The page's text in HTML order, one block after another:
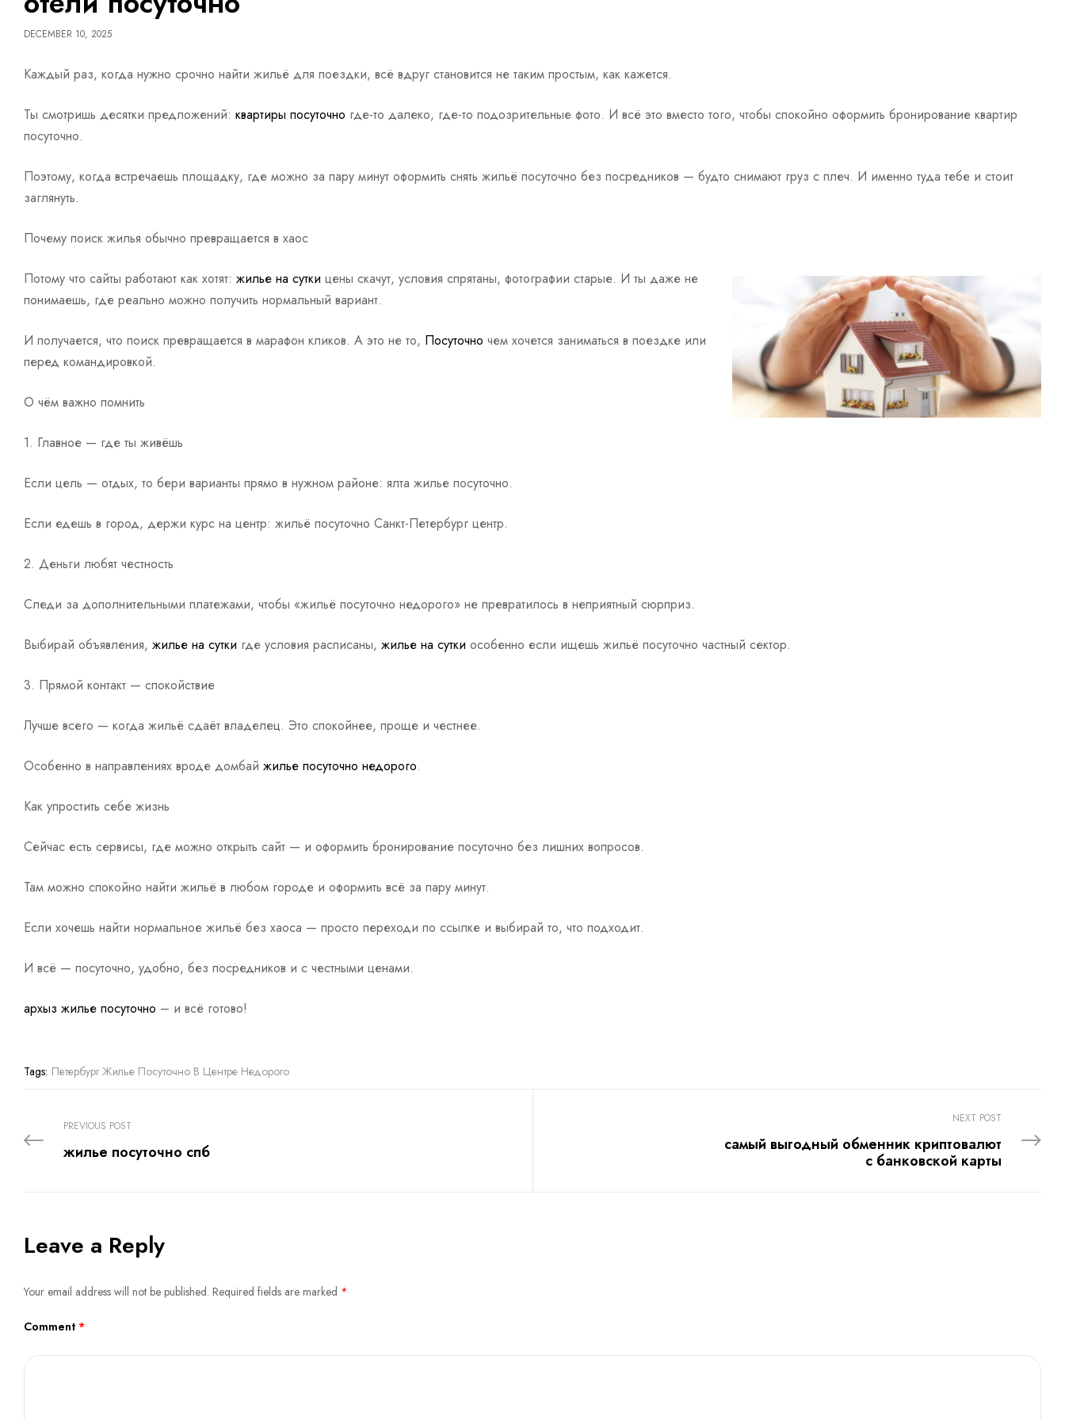
DECEMBER 10, 2025
Каждый раз, когда нужно срочно найти жильё для поездки, всё вдруг становится не таким простым, как кажется.
Ты смотришь десятки предложений: квартиры посуточно где-то далеко, где-то подозрительные фото. И всё это вместо того, чтобы спокойно оформить бронирование квартир
посуточно.
Поэтому, когда встречаешь площадку, где можно за пару минут оформить снять жильё посуточно без посредников — будто снимают груз с плеч. И именно туда тебе и стоит
заглянуть.
Почему поиск жилья обычно превращается в хаос
Потому что сайты работают как хотят: жилье на сутки цены скачут, условия спрятаны, фотографии старые. И ты даже не
понимаешь, где реально можно получить нормальный вариант.
И получается, что поиск превращается в марафон кликов. А это не то, Посуточно чем хочется заниматься в поездке или
перед командировкой.
О чём важно помнить
1. Главное — где ты живёшь
Если цель — отдых, то бери варианты прямо в нужном районе: ялта жилье посуточно.
Если едешь в город, держи курс на центр: жильё посуточно Санкт-Петербург центр.
2. Деньги любят честность
Следи за дополнительными платежами, чтобы «жильё посуточно недорого» не превратилось в неприятный сюрприз.
Выбирай объявления, жилье на сутки где условия расписаны, жилье на сутки особенно если ищешь жильё посуточно частный сектор.
3. Прямой контакт — спокойствие
Лучше всего — когда жильё сдаёт владелец. Это спокойнее, проще и честнее.
Особенно в направлениях вроде домбай жилье посуточно недорого.
Как упростить себе жизнь
Сейчас есть сервисы, где можно открыть сайт — и оформить бронирование посуточно без лишних вопросов.
Там можно спокойно найти жильё в любом городе и оформить всё за пару минут.
Если хочешь найти нормальное жильё без хаоса — просто переходи по ссылке и выбирай то, что подходит.
И всё — посуточно, удобно, без посредников и с честными ценами.
архыз жилье посуточно – и всё готово!
Tags: Петербург Жилье Посуточно В Центре Недорого
PREVIOUS POST
жилье посуточно спб
NEXT POST
самый выгодный обменник криптовалют
с банковской карты
Leave a Reply
Your email address will not be published. Required fields are marked *
Comment *